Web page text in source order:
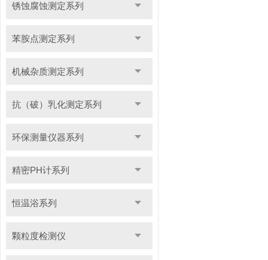
锈蚀腐蚀测定系列
苯胺点测定系列
机械杂质测定系列
抗（破）乳化测定系列
环保测量仪器系列
精密PH计系列
恒温浴系列
颗粒度检测仪